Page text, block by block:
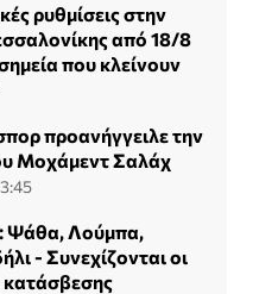
ρυθμίσεις στην
από 18/8
που κλείνουν
προανήγγειλε την
Μοχάμεντ Σαλάχ
Ψάθα, Λούμπα,
- Συνεχίζονται οι
κατάσβεσης